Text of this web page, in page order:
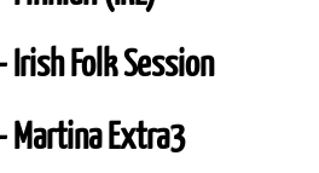
Folk Session
Martina Extra3